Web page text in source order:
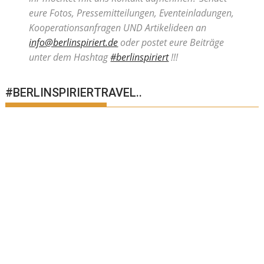
eure Fotos, Pressemitteilungen, Eventeinladungen,
Kooperationsanfragen UND Artikelideen an
info@berlinspiriert.deoder postet eure Beiträge
unter dem Hashtag#berlinspiriert!!!
#BERLINSPIRIERTRAVEL..